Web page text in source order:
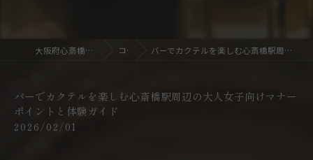
大阪府心斎橋のバーならBar emeth コラム バーでカクテルを楽しむ心斎橋駅周辺の大人女子向けマナーポイントと体験ガイド
バーでカクテルを楽しむ心斎橋駅周辺の大人女子向けマナー
ポイントと体験ガイド
2026/02/01